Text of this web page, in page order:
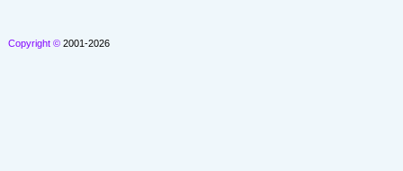
Copyright © 2001-2026